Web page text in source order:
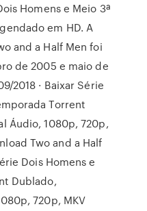
Homens e Meio 3ª
em HD. A
and a Half Men foi
de 2005 e maio de
2018 · Baixar Série
Torrent
Áudio, 1080p, 720p,
Two and a Half
Dois Homens e
Dublado,
720p, MKV